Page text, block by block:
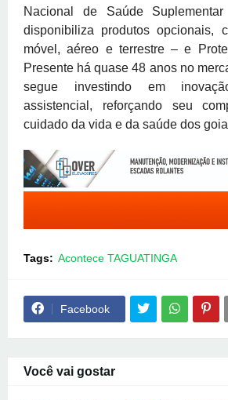
Nacional de Saúde
disponibiliza produtos opcionais,
móvel, aéreo e terrestre – e
Presente há quase 48 anos no
segue investindo em
assistencial, reforçando seu
cuidado da vida e da saúde dos
Tags: Acontece TAGUATINGA
Facebook
Você vai gostar